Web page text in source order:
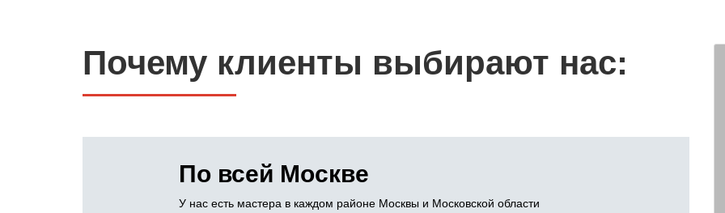
Почему клиенты выбирают нас:
По всей Москве
У нас есть мастера в каждом районе Москвы и Московской области